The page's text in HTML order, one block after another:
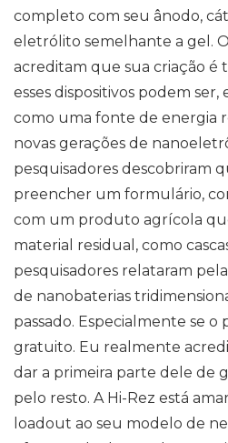
completo com seu ânodo,
eletrólito semelhante a gel.
acreditam que sua criação é
esses dispositivos podem ser,
como uma fonte de energia
novas gerações de
pesquisadores descobriram
preencher um formulário,
com um produto agrícola
material residual, como
pesquisadores relataram
de nanobaterias
passado. Especialmente se o
gratuito. Eu realmente
dar a primeira parte dele de
pelo resto. A Hi-Rez está
loadout ao seu modelo de